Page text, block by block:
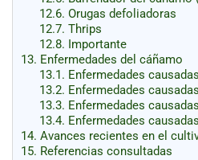
12.6. Orugas defoliadoras
12.7. Thrips
12.8. Importante
13. Enfermedades del cáñamo
13.1. Enfermedades
13.2. Enfermedades
13.3. Enfermedades
13.4. Enfermedades
14. Avances recientes en el
15. Referencias consultadas